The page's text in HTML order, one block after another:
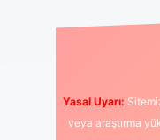
Yasal Uyarı:
veya araştırma